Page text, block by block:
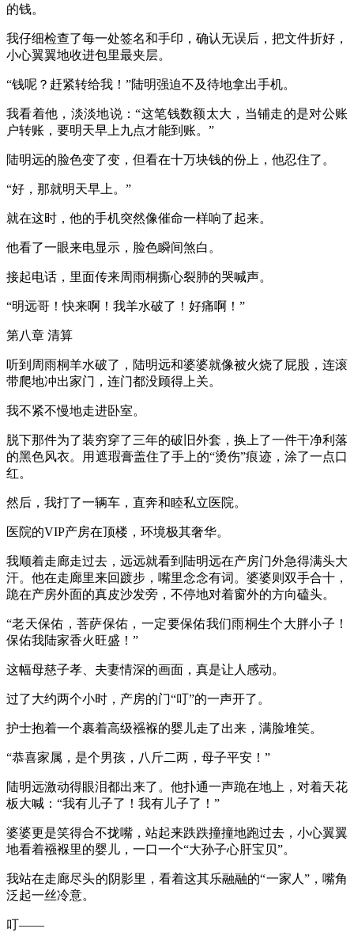
的钱。
我仔细检查了每一处签名和手印，确认无误后，把文件折好，
小心翼翼地收进包里最夹层。
“钱呢？赶紧转给我！”陆明强迫不及待地拿出手机。
我看着他，淡淡地说：“这笔钱数额太大，当铺走的是对公账
户转账，要明天早上九点才能到账。”
陆明远的脸色变了变，但看在十万块钱的份上，他忍住了。
“好，那就明天早上。”
就在这时，他的手机突然像催命一样响了起来。
他看了一眼来电显示，脸色瞬间煞白。
接起电话，里面传来周雨桐撕心裂肺的哭喊声。
“明远哥！快来啊！我羊水破了！好痛啊！”
第八章 清算
听到周雨桐羊水破了，陆明远和婆婆就像被火烧了屁股，连滚
带爬地冲出家门，连门都没顾得上关。
我不紧不慢地走进卧室。
脱下那件为了装穷穿了三年的破旧外套，换上了一件干净利落
的黑色风衣。用遮瑕膏盖住了手上的“烫伤”痕迹，涂了一点口
红。
然后，我打了一辆车，直奔和睦私立医院。
医院的VIP产房在顶楼，环境极其奢华。
我顺着走廊走过去，远远就看到陆明远在产房门外急得满头大
汗。他在走廊里来回踱步，嘴里念念有词。婆婆则双手合十，
跪在产房外面的真皮沙发旁，不停地对着窗外的方向磕头。
“老天保佑，菩萨保佑，一定要保佑我们雨桐生个大胖小子！
保佑我陆家香火旺盛！”
这幅母慈子孝、夫妻情深的画面，真是让人感动。
过了大约两个小时，产房的门“叮”的一声开了。
护士抱着一个裹着高级襁褓的婴儿走了出来，满脸堆笑。
“恭喜家属，是个男孩，八斤二两，母子平安！”
陆明远激动得眼泪都出来了。他扑通一声跪在地上，对着天花
板大喊：“我有儿子了！我有儿子了！”
婆婆更是笑得合不拢嘴，站起来跌跌撞撞地跑过去，小心翼翼
地看着襁褓里的婴儿，一口一个“大孙子心肝宝贝”。
我站在走廊尽头的阴影里，看着这其乐融融的“一家人”，嘴角
泛起一丝冷意。
叮——